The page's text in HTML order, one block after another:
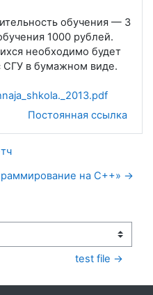
обучения — 3
1000 рублей.
необходимо будет
СГУ в бумажном виде.
Постоянная ссылка
на C++» →
test file →